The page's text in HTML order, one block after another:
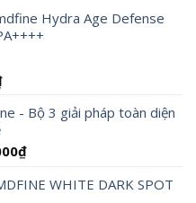
Hydra Age Defense
Khoảng
từ
đến
490,000₫
- Bộ 3 giải pháp toàn diện
₫Giá
tại WHITE DARK SPOT